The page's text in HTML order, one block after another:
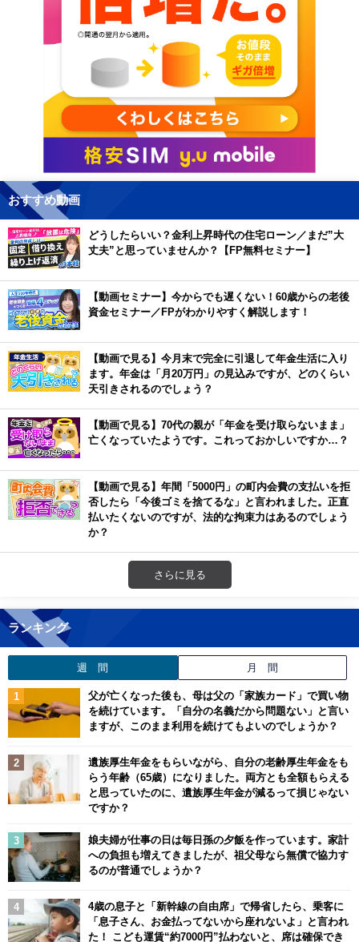
おすすめ動画
どうしたらいい？金利上昇時代の住宅ローン／まだ”大
丈夫”と思っていませんか？【FP無料セミナー】
【動画セミナー】今からでも遅くない！60歳からの老後
資金セミナー／FPがわかりやすく解説します！
【動画で見る】今月末で完全に引退して年金生活に入り
ます。年金は「月20万円」の見込みですが、どのくらい
天引きされるのでしょう？
【動画で見る】70代の親が「年金を受け取らないまま」
亡くなっていたようです。これっておかしいですか…？
【動画で見る】年間「5000円」の町内会費の支払いを拒
否したら「今後ゴミを捨てるな」と言われました。正直
払いたくないのですが、法的な拘束力はあるのでしょう
か？
さらに見る
ランキング
週 間 月 間
父が亡くなった後も、母は父の「家族カード」で買い物
を続けています。「自分の名義だから問題ない」と言い
ますが、このまま利用を続けてもよいのでしょうか？
遺族厚生年金をもらいながら、自分の老齢厚生年金をも
らう年齢（65歳）になりました。両方とも全額もらえる
と思っていたのに、遺族厚生年金が減るって損じゃない
ですか？
娘夫婦が仕事の日は毎日孫の夕飯を作っています。家計
への負担も増えてきましたが、祖父母なら無償で協力す
るのが普通でしょうか？
4歳の息子と「新幹線の自由席」で帰省したら、乗客に
「息子さん、お金払ってないから座れないよ」と言われ
た！ こども運賃“約7000円”払わないと、席は確保でき